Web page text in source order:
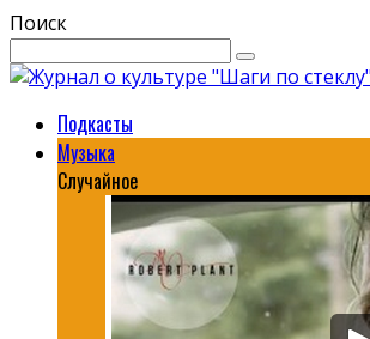
Поиск
Подкасты
Музыка
Случайное